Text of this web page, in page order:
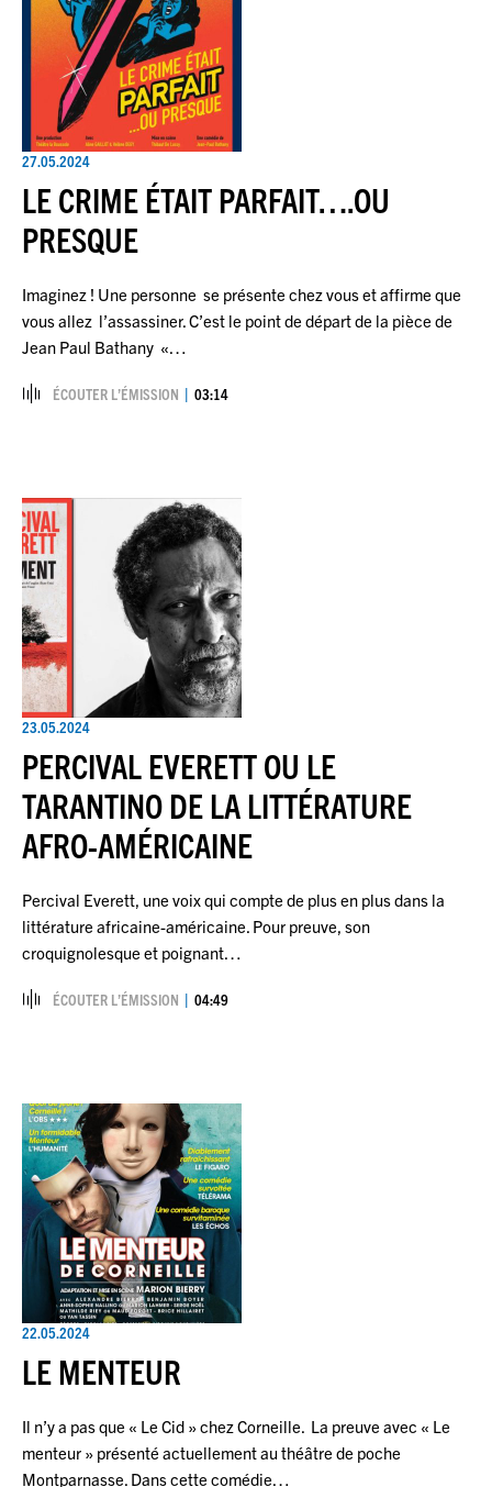
27.05.2024
LE CRIME ÉTAIT PARFAIT….OU
PRESQUE
Imaginez ! Une personne se présente chez vous et affirme que
vous allez l’assassiner. C’est le point de départ de la pièce de
Jean Paul Bathany «…
ÉCOUTER L’ÉMISSION 03:14
23.05.2024
PERCIVAL EVERETT OU LE
TARANTINO DE LA LITTÉRATURE
AFRO-AMÉRICAINE
Percival Everett, une voix qui compte de plus en plus dans la
littérature africaine-américaine. Pour preuve, son
croquignolesque et poignant…
ÉCOUTER L’ÉMISSION 04:49
22.05.2024
LE MENTEUR
Il n’y a pas que « Le Cid » chez Corneille. La preuve avec « Le
menteur » présenté actuellement au théâtre de poche
Montparnasse. Dans cette comédie…